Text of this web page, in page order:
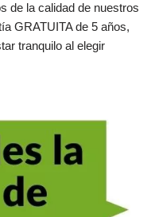
de la calidad de nuestros
GRATUITA de 5 años,
tranquilo al elegir